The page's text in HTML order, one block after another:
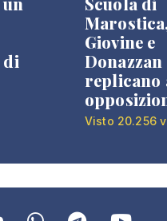
di
Giovine e
Donazzan
replicano
Visto 20.256